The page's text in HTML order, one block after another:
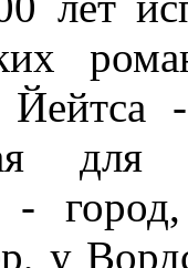
Йейтса
для
-
у